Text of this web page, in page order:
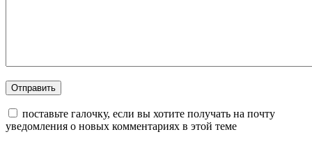
поставьте галочку, если вы хотите получать на почту
уведомления о новых комментариях в этой теме